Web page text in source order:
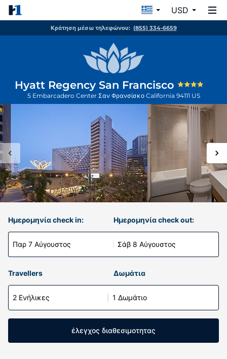
USD
Κράτηση μέσω τηλεφώνου: (855) 334-6659
Hyatt Regency San Francisco
5 Embarcadero Center Σαν Φρανσίσκο California 94111 US
Ημερομηνία check in:
Παρ 7 Αύγουστος
Ημερομηνία check out:
Σάβ 8 Αύγουστος
Travellers Δωμάτια
2 Ενήλικες 1 Δωμάτιο
έλεγχος διαθεσιμοτητας